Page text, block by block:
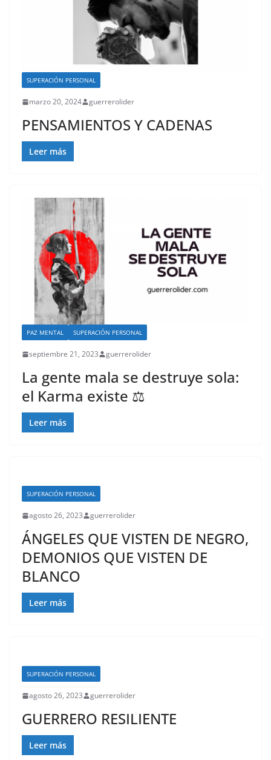
SUPERACIÓN PERSONAL
marzo 20, 2024 guerrerolider
PENSAMIENTOS Y CADENAS
Leer más
PAZ MENTAL SUPERACIÓN PERSONAL
septiembre 21, 2023 guerrerolider
La gente mala se destruye sola:
el Karma existe ⚖️
Leer más
SUPERACIÓN PERSONAL
agosto 26, 2023 guerrerolider
ÁNGELES QUE VISTEN DE NEGRO,
DEMONIOS QUE VISTEN DE
BLANCO
Leer más
SUPERACIÓN PERSONAL
agosto 26, 2023 guerrerolider
GUERRERO RESILIENTE
Leer más